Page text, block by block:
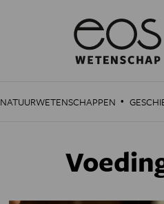
NATUURWETENSCHAPPEN ·